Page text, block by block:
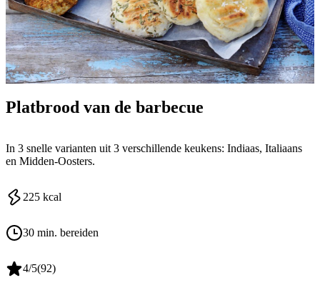
Platbrood van de barbecue
In 3 snelle varianten uit 3 verschillende keukens: Indiaas, Italiaans
en Midden-Oosters.
225 kcal
30 min. bereiden
4/5(92)